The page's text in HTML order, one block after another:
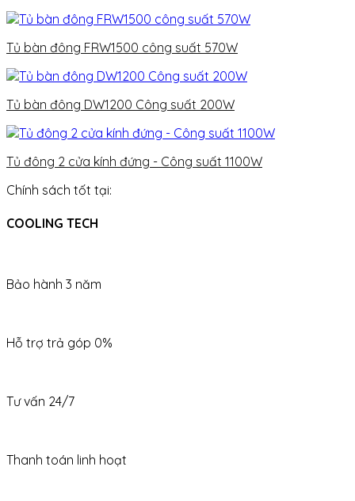
Tủ bàn đông FRW1500 công suất 570W
Tủ bàn đông DW1200 Công suất 200W
Tủ đông 2 cửa kính đứng - Công suất 1100W
Chính sách tốt tại:
COOLING TECH
Bảo hành 3 năm
Hỗ trợ trả góp 0%
Tư vấn 24/7
Thanh toán linh hoạt